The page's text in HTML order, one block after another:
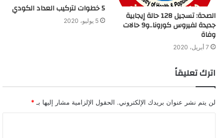
الصحة: تسجيل 128 حالة إيجابية
جديدة لفيروس كورونا..و9 حالات
وفاة
7 أبريل، 2020
5 خطوات لتركيب العداد الكودي
5 يوليو، 2020
اترك تعليقاً
لن يتم نشر عنوان بريدك الإلكتروني. الحقول الإلزامية مشار إليها بـ *